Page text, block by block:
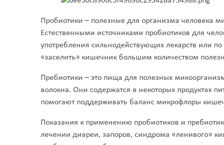
Пробиотики – полезные для организма человека
Естественными источниками пробиотиков для
употребления сильнодействующих лекарств или
«заселить» кишечник большим количеством
Пребиотики – это пища для полезных
волокна. Они содержатся в некоторых продуктах
помогают поддерживать баланс микрофлоры
Показания к применению пробиотиков и
лечении диареи, запоров, синдрома «ленивого»